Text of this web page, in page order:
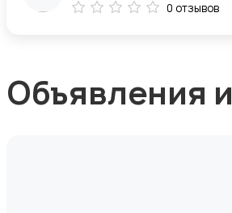
0 отзывов
Объявления